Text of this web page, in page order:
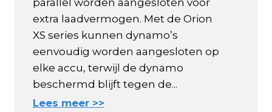
parallel worden aangesloten voor
extra laadvermogen. Met de Orion
XS series kunnen dynamo’s
eenvoudig worden aangesloten op
elke accu, terwijl de dynamo
beschermd blijft tegen de...
Lees meer >>